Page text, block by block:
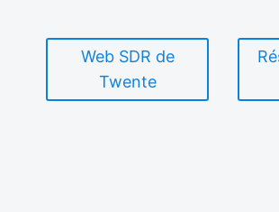
Web SDR de
Twente